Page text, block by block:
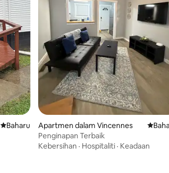
Tempat penginapan baharu
Baharu
Apartmen dalam Vincennes
Penginapan Terbaik
Kebersihan · Hospitaliti · Keadaan